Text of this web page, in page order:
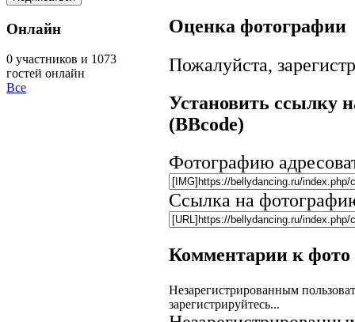
Оценка фотографии
Пожалуйста,
Установить ссылку
(BBcode)
Фотографию
Ссылка на
Комментарии к фото
Незарегистрированным
зарегистрируйтесь...
Онлайн
0 участников и 1073
гостей онлайн
Все